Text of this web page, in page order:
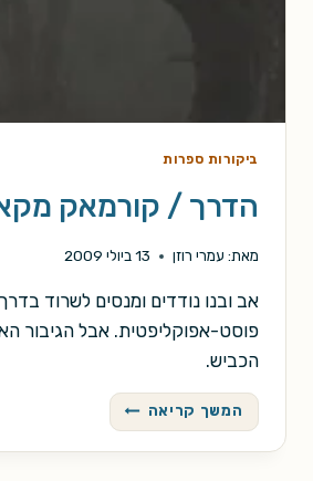
ביקורות ספרות
הדרך / קורמאק
מאת: עמרי רוזן 13 ביולי 2009
אב ובנו נודדים ומנסים לשרוד
פוסט-אפוקליפטית. אבל הגיבור
הכביש.
המשך קריאה הדרך
/
קורמאק